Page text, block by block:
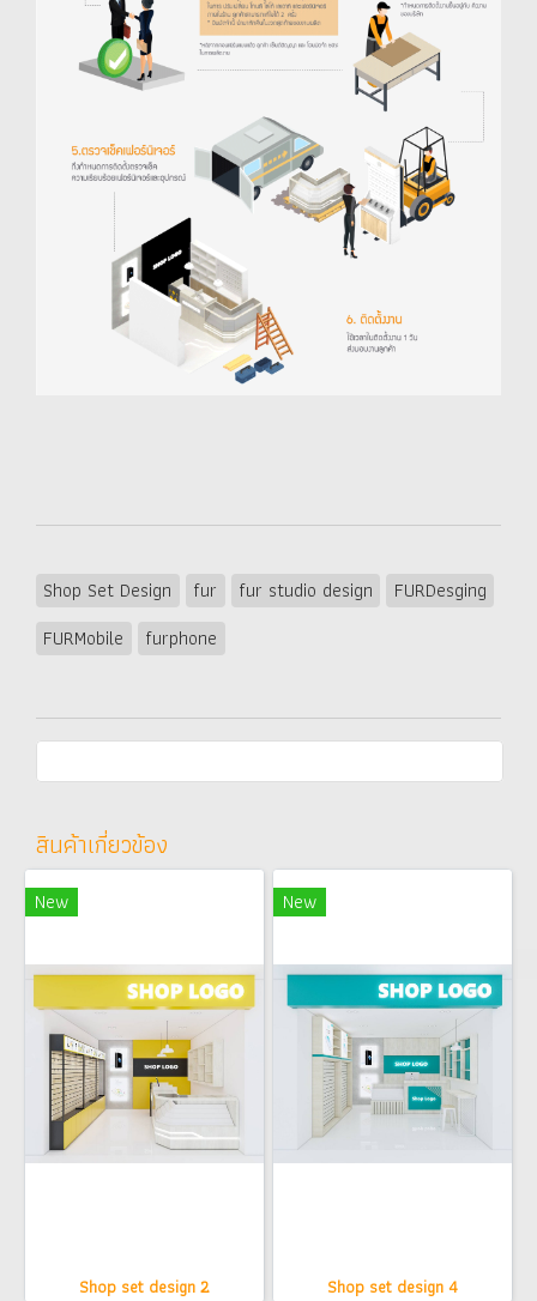
Shop Set Design fur fur studio design
FURDesging
FURMobile
furphone
สินค้าเกี่ยวข้อง
New
Shop set design 2
New
Shop set design 4